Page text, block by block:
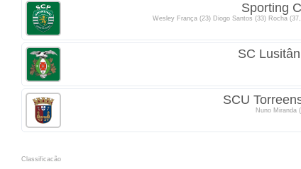
Sporting
Wesley França (23) Diogo Santos (33) Rocha
SC
SCU
Nuno Miranda
Classificacão